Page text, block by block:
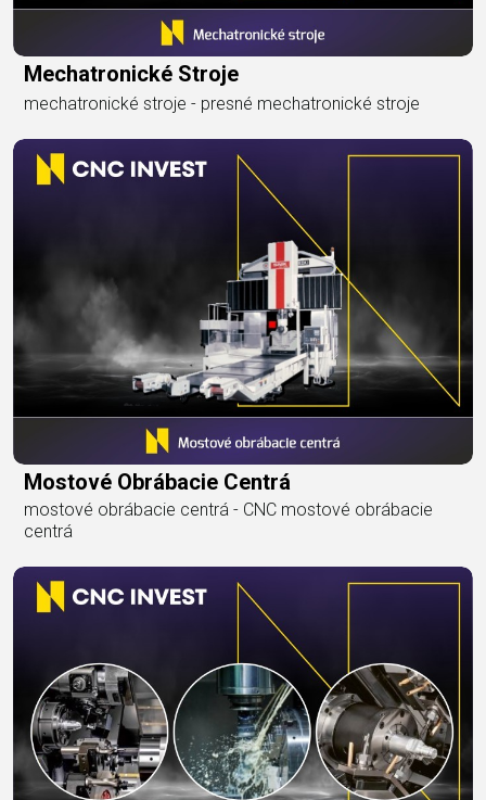
Mechatronické Stroje
mechatronické stroje - presné mechatronické stroje
Mostové Obrábacie Centrá
mostové obrábacie centrá - CNC mostové obrábacie
centrá